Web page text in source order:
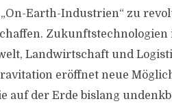
Earth-Industrien“ zu
Zukunftstechnologien
Landwirtschaft und
eröffnet neue
auf der Erde bislang